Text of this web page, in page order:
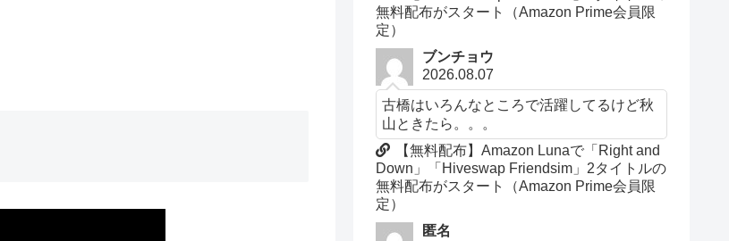
無料配布がスタート（Amazon Prime会員限
定）
ブンチョウ
2026.08.07
古橋はいろんなところで活躍してるけど秋
山ときたら。。。
【無料配布】Amazon Lunaで「Right and
Down」「Hiveswap Friendsim」2タイトルの
無料配布がスタート（Amazon Prime会員限
定）
匿名